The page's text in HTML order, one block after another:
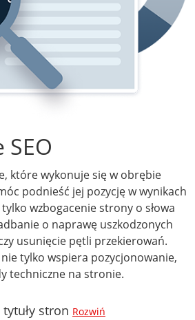
które wykonuje się w obrębie
podnieść jej pozycję w wynikach
wzbogacenie strony o słowa
o naprawę uszkodzonych
usunięcie pętli przekierowań.
tylko wspiera pozycjonowanie,
techniczne na stronie.
stron Rozwiń